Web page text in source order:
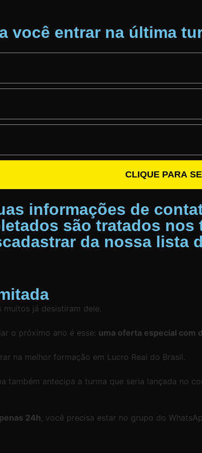
você entrar na última
CLIQUE PARA
informações de
são tratados nos
da nossa lista
muitos já desistiram dele.
o próximo ano é esse: uma oferta especial com
na melhor formação em Lucro Real do Brasil.
também antecipa a turma que seria lançada no
24h, você precisa estar no grupo do